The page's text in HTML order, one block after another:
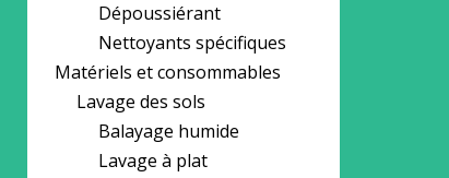
Dépoussiérant
Nettoyants spécifiques
Matériels et consommables
Lavage des sols
Balayage humide
Lavage à plat